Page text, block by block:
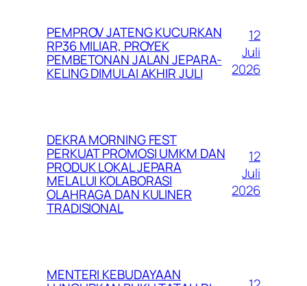
PEMPROV JATENG KUCURKAN
RP36 MILIAR, PROYEK
PEMBETONAN JALAN JEPARA-
KELING DIMULAI AKHIR JULI
12
Juli
2026
DEKRA MORNING FEST
PERKUAT PROMOSI UMKM DAN
PRODUK LOKAL JEPARA
MELALUI KOLABORASI
OLAHRAGA DAN KULINER
TRADISIONAL
12
Juli
2026
MENTERI KEBUDAYAAN